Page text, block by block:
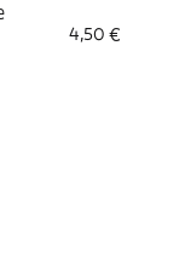
4,50 €